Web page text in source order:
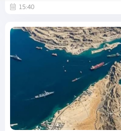
15:40